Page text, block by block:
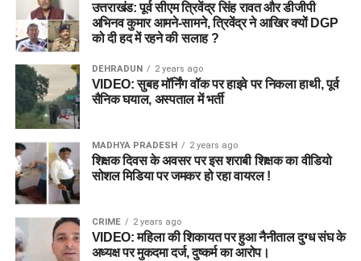
उत्तराखंड: पूर्व सीएम त्रिवेंद्र सिंह रावत और डीजीपी
अभिनव कुमार आमने-सामने, त्रिवेंद्र ने आखिर क्यों DGP
को दी हद में रहने की सलाह ?
DEHRADUN 2 years ago
VIDEO: सुबह मॉर्निंग वॉक पर हाइवे पर निकला हाथी, पूर्व
सैनिक घयाल, अस्पताल में भर्ती
MADHYA PRADESH 2 years ago
शिक्षक दिवस के अवसर पर इस शराबी शिक्षक का वीडियो
सोशल मिडिया पर जमकर हो रहा वायरल !
CRIME 2 years ago
VIDEO: महिला की शिकायत पर हुआ नैनीताल दुग्ध संघ के
अध्यक्ष पर मुकदमा दर्ज, दुष्कर्म का आरोप।